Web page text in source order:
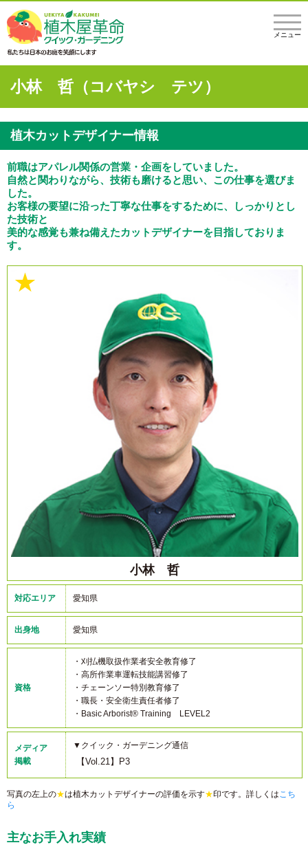
メニュー
小林 哲（コバヤシ テツ）
植木カットデザイナー情報
前職はアパレル関係の営業・企画をしていました。
自然と関わりながら、技術も磨けると思い、この仕事を選びま
した。
お客様の要望に沿った丁寧な仕事をするために、しっかりとし
た技術と
美的な感覚も兼ね備えたカットデザイナーを目指しておりま
す。
★
小林 哲
対応エリア 愛知県
出身地 愛知県
資格
・刈払機取扱作業者安全教育修了
・高所作業車運転技能講習修了
・チェーンソー特別教育修了
・職長・安全衛生責任者修了
・Basic Arborist® Training LEVEL2
メディア
掲載
▼クイック・ガーデニング通信
【Vol.21】P3
写真の左上の★は植木カットデザイナーの評価を示す★印です。詳しくはこち
ら
主なお手入れ実績